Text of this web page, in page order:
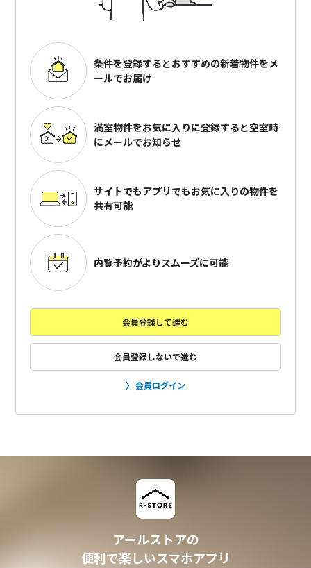
条件を登録するとおすすめの新着物件をメ
ールでお届け
満室物件をお気に入りに登録すると空室時
にメールでお知らせ
サイトでもアプリでもお気に入りの物件を
共有可能
内覧予約がよりスムーズに可能
会員登録して進む
会員登録しないで進む
会員ログイン
アールストアの
便利で楽しいスマホアプリ